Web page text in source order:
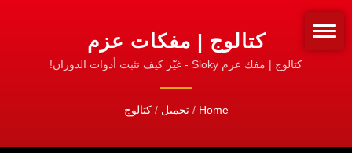
كتالوج | مفكات عزم
ومجموعات | خط إنتاج
SLOKY الرسمي
كتالوج | مفك عزم Sloky - غيّر كيف نثبت أدوات الدوران!
Home
/ تحميل / كتالوج